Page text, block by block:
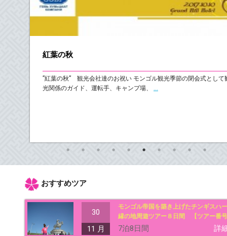
モンゴル名：Taijiin Jins 英：Echinops
ヒゴタ モンゴル語の名前はタイジーンジンス。日当たりの良い
紅葉の秋
”紅葉の秋” 観光会社達のお祝い モンゴル観光季節の閉会式として
光関係のガイド、運転手、キャンプ場、
おすすめツア
30
11 月
モンゴル帝国を築き上げたチンギスハ
縁の地周遊ツアー８日間 【ツアー番
2017-01】
7泊8日間 詳